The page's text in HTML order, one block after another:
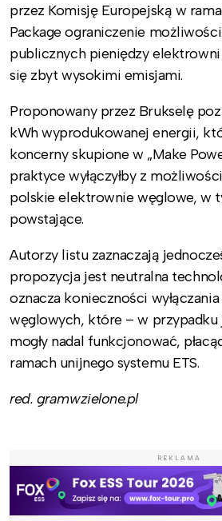
przez Komisję Europejską w
Package ograniczenie
publicznych pieniędzy
się zbyt wysokimi emisjami.
Proponowany przez Brukselę
kWh wyprodukowanej energii,
koncerny skupione w „Make
praktyce wyłączyłby z
polskie elektrownie węglowe, w
powstające.
Autorzy listu zaznaczają
propozycja jest neutralna
oznacza konieczności
węglowych, które – w przypadku
mogły nadal funkcjonować,
ramach unijnego systemu ETS.
red. gramwzielone.pl
REKLAMA